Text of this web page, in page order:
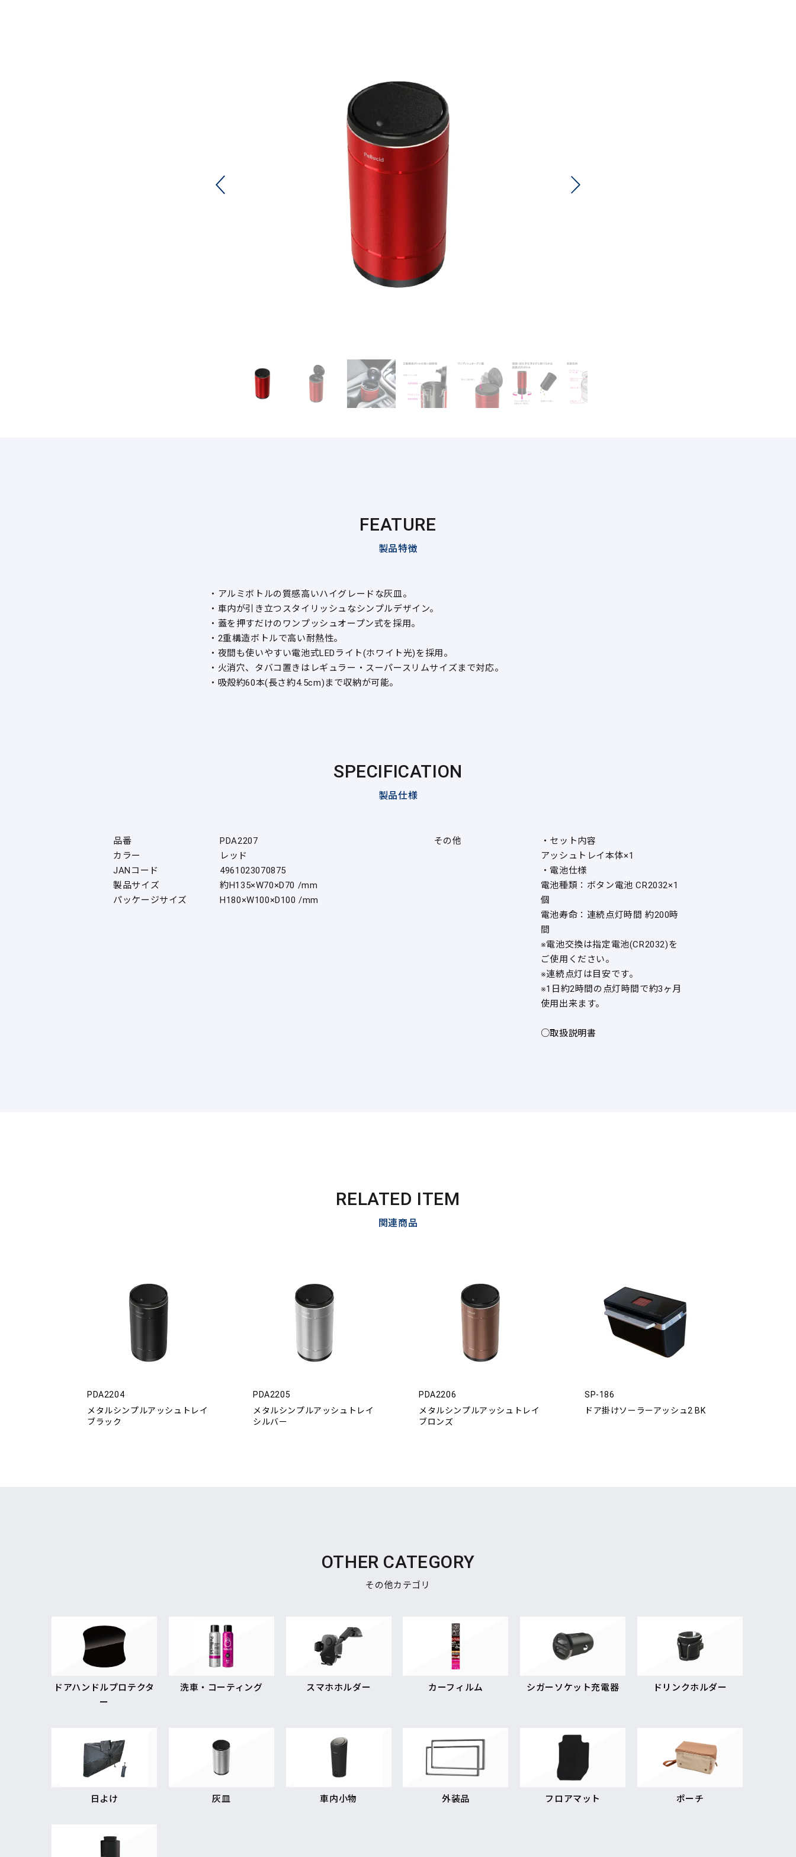
FEATURE
製品特徴
・アルミボトルの質感高いハイグレードな灰皿。
・車内が引き立つスタイリッシュなシンプルデザイン。
・蓋を押すだけのワンプッシュオープン式を採用。
・2重構造ボトルで高い耐熱性。
・夜間も使いやすい電池式LEDライト(ホワイト光)を採用。
・火消穴、タバコ置きはレギュラー・スーパースリムサイズまで対応。
・吸殻約60本(長さ約4.5cm)まで収納が可能。
SPECIFICATION
製品仕様
品番
PDA2207
カラー
レッド
JANコード
4961023070875
製品サイズ
約H135×W70×D70 /mm
パッケージサイズ
H180×W100×D100 /mm
その他
・セット内容
アッシュトレイ本体×1
・電池仕様
電池種類：ボタン電池 CR2032×1
個
電池寿命：連続点灯時間 約200時
間
※電池交換は指定電池(CR2032)を
ご使用ください。
※連続点灯は目安です。
※1日約2時間の点灯時間で約3ヶ月
使用出来ます。
○取扱説明書
RELATED ITEM
関連商品
PDA2204
メタルシンプルアッシュトレイ
ブラック
PDA2205
メタルシンプルアッシュトレイ
シルバー
PDA2206
メタルシンプルアッシュトレイ
ブロンズ
SP-186
ドア掛けソーラーアッシュ2 BK
OTHER CATEGORY
その他カテゴリ
ドアハンドルプロテクタ
ー
洗車・コーティング スマホホルダー カーフィルム シガーソケット充電器 ドリンクホルダー
日よけ 灰皿 車内小物 外装品 フロアマット ポーチ